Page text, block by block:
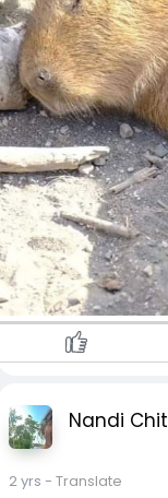
Nandi Chit
2 yrs - Translate